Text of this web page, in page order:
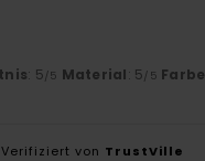
: 5/5 Material: 5/5 Farbe
Verifiziert von TrustVille